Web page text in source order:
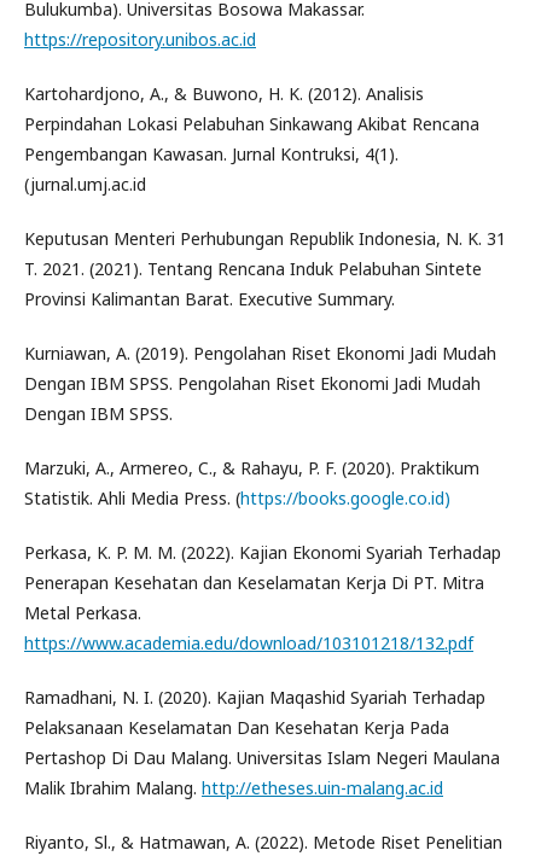
Bulukumba). Universitas Bosowa Makassar.
https://repository.unibos.ac.id
Kartohardjono, A., & Buwono, H. K. (2012). Analisis
Perpindahan Lokasi Pelabuhan Sinkawang Akibat Rencana
Pengembangan Kawasan. Jurnal Kontruksi, 4(1).
(jurnal.umj.ac.id
Keputusan Menteri Perhubungan Republik Indonesia, N. K. 31
T. 2021. (2021). Tentang Rencana Induk Pelabuhan Sintete
Provinsi Kalimantan Barat. Executive Summary.
Kurniawan, A. (2019). Pengolahan Riset Ekonomi Jadi Mudah
Dengan IBM SPSS. Pengolahan Riset Ekonomi Jadi Mudah
Dengan IBM SPSS.
Marzuki, A., Armereo, C., & Rahayu, P. F. (2020). Praktikum
Statistik. Ahli Media Press. (https://books.google.co.id)
Perkasa, K. P. M. M. (2022). Kajian Ekonomi Syariah Terhadap
Penerapan Kesehatan dan Keselamatan Kerja Di PT. Mitra
Metal Perkasa.
https://www.academia.edu/download/103101218/132.pdf
Ramadhani, N. I. (2020). Kajian Maqashid Syariah Terhadap
Pelaksanaan Keselamatan Dan Kesehatan Kerja Pada
Pertashop Di Dau Malang. Universitas Islam Negeri Maulana
Malik Ibrahim Malang. http://etheses.uin-malang.ac.id
Riyanto, Sl., & Hatmawan, A. (2022). Metode Riset Penelitian